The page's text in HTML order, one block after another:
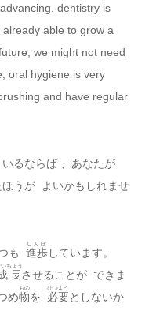
dentistry is
able to grow a
we might not need
oral hygiene is very
and have regular
るならば 、あなたが
うが よいかもしれませ
も 進歩
しんぽ
しています。
長
いちょう
させることが できま
め物
もの
を 必要
ひつよう
としないか